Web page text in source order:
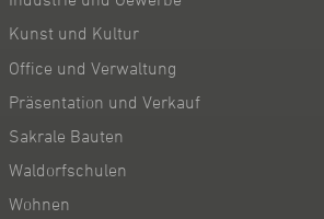
Kunst und Kultur
Office und Verwaltung
Präsentation und Verkauf
Sakrale Bauten
Waldorfschulen
Wohnen